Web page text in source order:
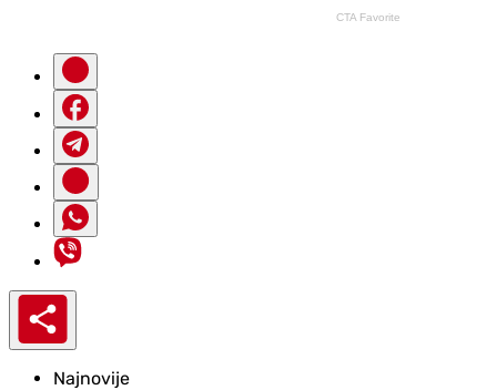
Najnovije